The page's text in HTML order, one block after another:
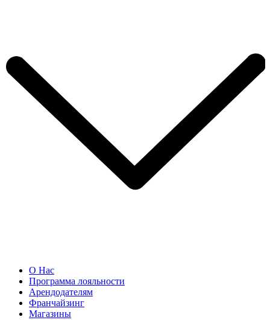
О Нас
Программа лояльности
Арендодателям
Франчайзинг
Магазины